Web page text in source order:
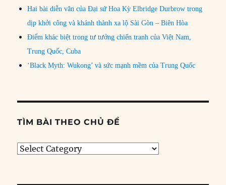
Hai bài diễn văn của Đại sứ Hoa Kỳ Elbridge Durbrow trong
dịp khởi công và khánh thành xa lộ Sài Gòn – Biên Hòa
Điểm khác biệt trong tư tưởng chiến tranh của Việt Nam,
Trung Quốc, Cuba
‘Black Myth: Wukong’ và sức mạnh mềm của Trung Quốc
TÌM BÀI THEO CHỦ ĐỀ
Tìm